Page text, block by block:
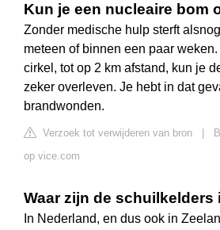
Kun je een nucleaire bom
Zonder medische hulp sterft
meteen of binnen een paar
cirkel, tot op 2 km afstand, kun je
zeker overleven. Je hebt in dat
brandwonden.
Verzoek tot verwijderen van bron
op vice.com
Waar zijn de schuilkelders
In Nederland, en dus ook in